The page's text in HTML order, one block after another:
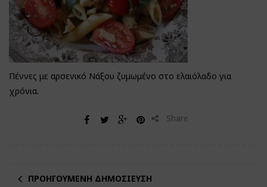
Πέννες με αρσενικό Νάξου ζυμωμένο στο ελαιόλαδο για
χρόνια.
Share
ΠΡΟΗΓΟΎΜΕΝΗ ΔΗΜΟΣΊΕΥΣΗ